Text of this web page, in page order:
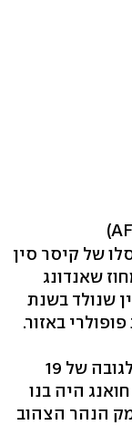
של קיסר סין
שאנדונג
שנולד בשנת
הפסל נבנה בשנת 2005. הוא התנשא לגובה של 19
היה בנו
הנהר הצהוב